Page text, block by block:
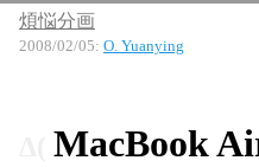
煩悩分画
2008/02/05: O. Yuanying
MacBook